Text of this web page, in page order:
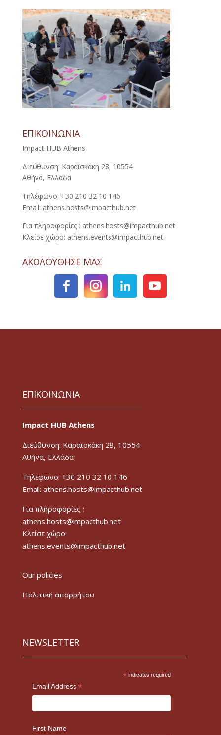
ΕΠΙΚΟΙΝΩΝΙΑ
Impact HUB Athens
Διεύθυνση: Καραϊσκάκη 28, 10554
Αθήνα, Ελλάδα
Τηλέφωνο: +30 210 32 10 146
Email: athens.hosts@impacthub.net
Για πληροφορίες : athens.hosts@impacthub.net
Κλείσε χώρο: athens.events@impacthub.net
ΑΚΟΛΟΥΘΗΣΕ ΜΑΣ
ΕΠΙΚΟΙΝΩΝΙΑ
Impact HUB Athens
Διεύθυνση: Καραϊσκάκη 28, 10554
Αθήνα, Ελλάδα
Τηλέφωνο: +30 210 32 10 146
Email: athens.hosts@impacthub.net
Για πληροφορίες :
athens.hosts@impacthub.net
Κλείσε χώρο:
athens.events@impacthub.net
Our policies
Πολιτική απορρήτου
NEWSLETTER
* indicates required
Email Address *
First Name